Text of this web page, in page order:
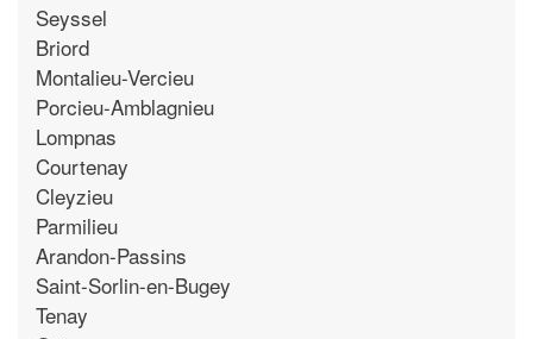
Seyssel
Briord
Montalieu-Vercieu
Porcieu-Amblagnieu
Lompnas
Courtenay
Cleyzieu
Parmilieu
Arandon-Passins
Saint-Sorlin-en-Bugey
Tenay